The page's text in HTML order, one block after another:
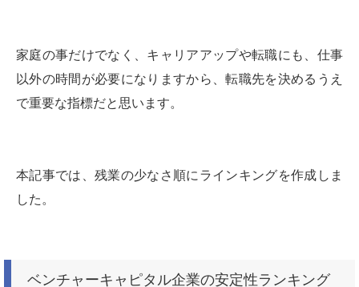
家庭の事だけでなく、キャリアアップや転職にも、仕事
以外の時間が必要になりますから、転職先を決めるうえ
で重要な指標だと思います。
本記事では、残業の少なさ順にラインキングを作成しま
した。
ベンチャーキャピタル企業の安定性ランキング